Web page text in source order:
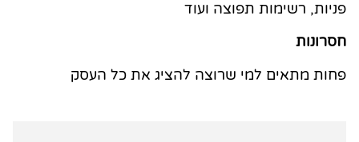
פניות, רשימות תפוצה ועוד
חסרונות
פחות מתאים למי שרוצה להציג את כל העסק